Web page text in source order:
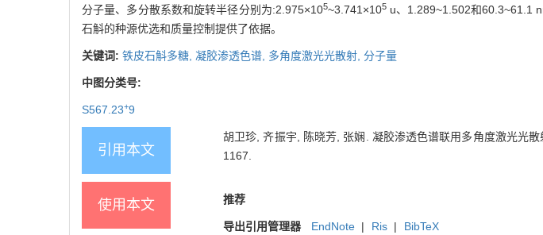
分子量、多分散系数和旋转半径分别为:2.975×105~3.741×105u、1.289~1.502和60.3~61.1
石斛的种源优选和质量控制提供了依据。
关键词: 铁皮石斛多糖, 凝胶渗透色谱, 多角度激光光散射, 分子量
中图分类号:
S567.23+9
引用本文
胡卫珍, 齐振宇, 陈晓芳, 张娴. 凝胶渗透色谱联用多角度激光光
1167.
使用本文 推荐
导出引用管理器 EndNote | Ris | BibTeX